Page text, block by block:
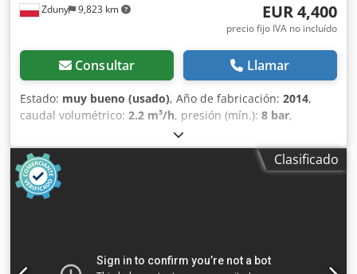
Zduny 9,823 km EUR 4,400
precio fijo IVA no incluído
Consultar Llamar
Estado: muy bueno (usado), Año de fabricación: 2014,
caudal volumétrico: 2.2 m³/h, presión (mín.): 8 bar,
Compresor de tornillo ATLAS COPCO GA 15 VSD + Velocidad
variable (con inversor) Motor de 15 kW Dodpsytyd Uefx Al
Nswa Caudal: 2,51 m3/min Presión: 13 bar Año de
fabricación: 2014 Horas de funcionamiento: 11.380 h
Compresor revisado, con cambio de filtros y aceite.
Clasificado